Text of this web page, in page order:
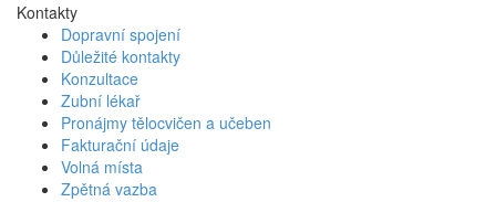
Kontakty
Dopravní spojení
Důležité kontakty
Konzultace
Zubní lékař
Pronájmy tělocvičen a učeben
Fakturační údaje
Volná místa
Zpětná vazba